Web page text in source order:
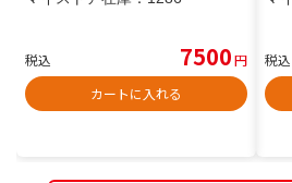
税込 7500円
カートに入れる
税込